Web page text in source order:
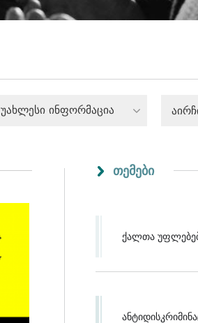
უახლესი ინფორმაცია
თემები
ქალთა